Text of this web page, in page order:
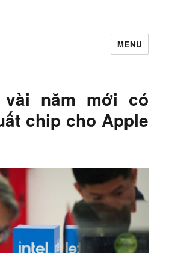
MENU
năm mới có
chip cho Apple